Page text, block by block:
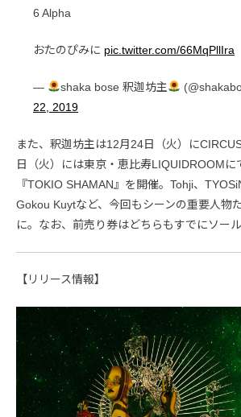
6 Alpha
おたのぴみに pic.twitter.com/66MqPllIra
— shaka bose 釈迦坊主
22, 2019
また、釈迦坊主は12月24日（火）に
日（火）には東京・恵比寿LIQUIDROOMに
『TOKIO SHAMAN』を開催。Tohji、
Gokou Kuytなど、今回もシーンの重要人物
に。なお、前売り券はどちらもすでにソー
【リリース情報】